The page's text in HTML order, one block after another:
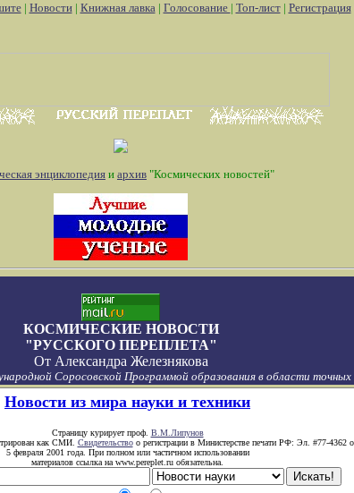
| Новости| Книжная лавка| Голосование | Топ-лист| Регистрация
энциклопедия и архив "Космических новостей"
КОСМИЧЕСКИЕ НОВОСТИ
"РУССКОГО ПЕРЕПЛЕТА"
От Александра Железнякова
Соросовской Программой образования в области точных
Новости из мира науки и техники
Страницу курирует проф. В.М.Липунов
как СМИ. Свидетельствоо регистрации в Министерстве печати РФ: Эл. #77-4362
5 февраля 2001 года. При полном или частичном использовании
материалов ссылка на www.pereplet.ru обязательна.